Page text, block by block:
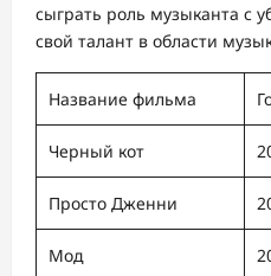
сыграть роль музыканта с
свой талант в области
Название фильма
Черный кот
Просто Дженни
Мод